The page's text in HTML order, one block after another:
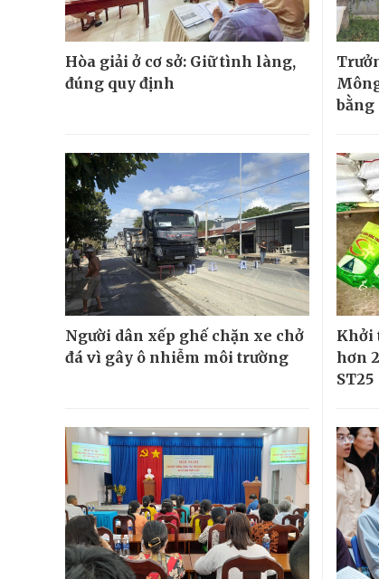
Hòa giải ở cơ sở: Giữ tình làng,
đúng quy định
bằng
Người dân xếp ghế chặn xe chở
đá vì gây ô nhiễm môi trường
Khởi
hơn
ST25